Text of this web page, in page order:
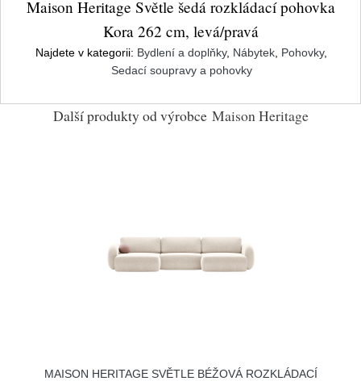
Maison Heritage Světle šedá rozkládací pohovka
Kora 262 cm, levá/pravá
Najdete v kategorii: Bydlení a doplňky, Nábytek Pohovky,
Sedací soupravy a pohovky
Další produkty od výrobce Maison Heritage
MAISON HERITAGE SVĚTLE BÉŽOVÁ ROZKLÁDACÍ